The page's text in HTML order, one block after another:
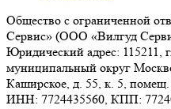
Общество с ограниченной
Сервис» (ООО «Вилгуд
Юридический адрес: 115211,
муниципальный округ
Каширское, д. 55, к. 5, помещ.
ИНН: 7724435560, КПП: